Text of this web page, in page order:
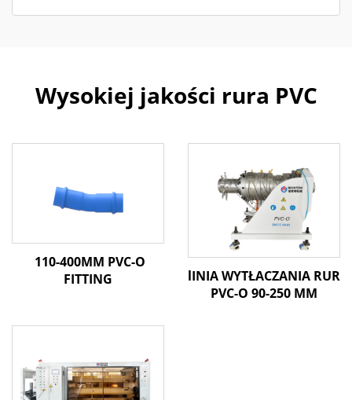
Wysokiej jakości rura PVC
110-400MM PVC-O
FITTING
lINIA WYTŁACZANIA RUR
PVC-O 90-250 MM